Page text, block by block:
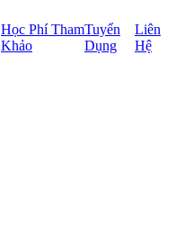
Học Phí Tham
Khảo
Tuyển
Dụng
Liên
Hệ